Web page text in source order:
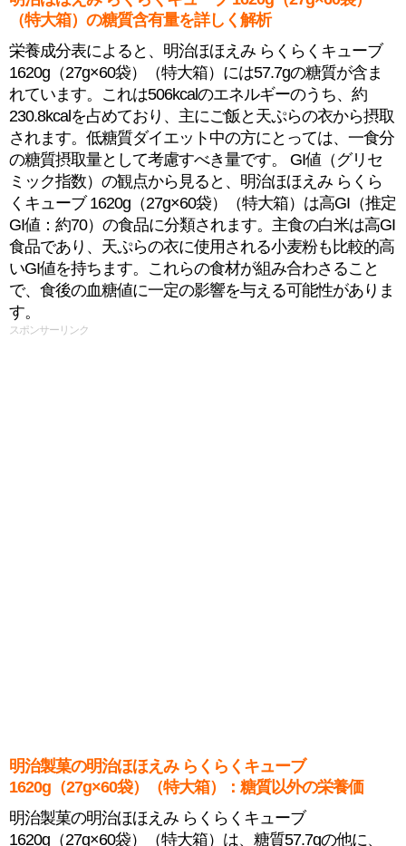
（特大箱）の糖質含有量を詳しく解析
栄養成分表によると、明治ほほえみ らくらくキューブ
1620g（27g×60袋）（特大箱）には57.7gの糖質が含ま
れています。これは506kcalのエネルギーのうち、約
230.8kcalを占めており、主にご飯と天ぷらの衣から摂取
されます。低糖質ダイエット中の方にとっては、一食分
の糖質摂取量として考慮すべき量です。 GI値（グリセ
ミック指数）の観点から見ると、明治ほほえみ らくら
くキューブ 1620g（27g×60袋）（特大箱）は高GI（推定
GI値：約70）の食品に分類されます。主食の白米は高GI
食品であり、天ぷらの衣に使用される小麦粉も比較的高
いGI値を持ちます。これらの食材が組み合わさること
で、食後の血糖値に一定の影響を与える可能性がありま
す。
スポンサーリンク
明治製菓の明治ほほえみ らくらくキューブ
1620g（27g×60袋）（特大箱）：糖質以外の栄養価
明治製菓の明治ほほえみ らくらくキューブ
1620g（27g×60袋）（特大箱）は、糖質57.7gの他に、